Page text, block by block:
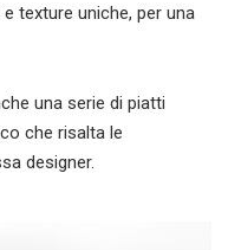
texture uniche, per una
una serie di piatti
che risalta le
designer.